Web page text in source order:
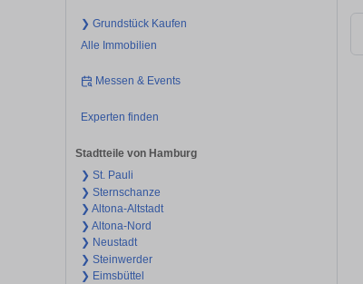
❯ Grundstück Kaufen
Alle Immobilien
Messen & Events
Experten finden
Stadtteile von Hamburg
❯ St. Pauli
❯ Sternschanze
❯ Altona-Altstadt
❯ Altona-Nord
❯ Neustadt
❯ Steinwerder
❯ Eimsbüttel